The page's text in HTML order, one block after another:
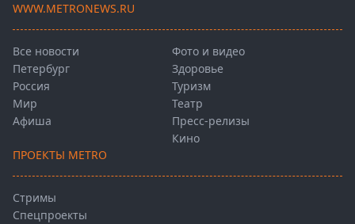
WWW.METRONEWS.RU
Все новости
Петербург
Россия
Мир
Афиша
Фото и видео
Здоровье
Туризм
Театр
Пресс-релизы
Кино
ПРОЕКТЫ METRO
Стримы
Спецпроекты